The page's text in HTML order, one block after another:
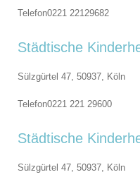
Telefon0221 22129682
Städtische
Sülzgürtel 47, 50937, Köln
Telefon0221 221 29600
Städtische
Sülzgürtel 47, 50937, Köln